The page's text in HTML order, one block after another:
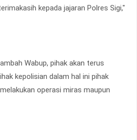
kepada jajaran Polres Sigi,"
Wabup, pihak akan terus
kepolisian dalam hal ini pihak
operasi miras maupun